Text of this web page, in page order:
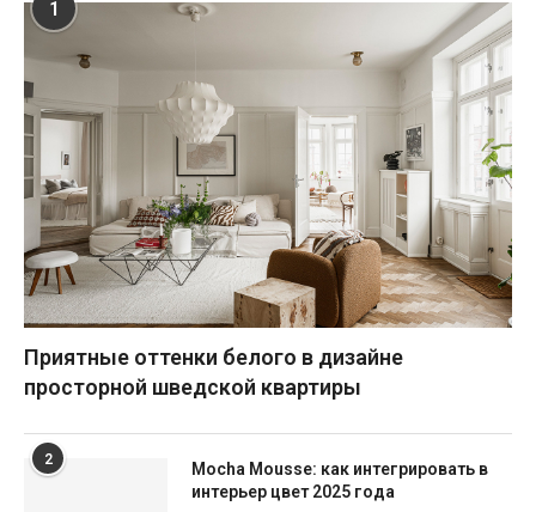
1
Приятные оттенки белого в дизайне
просторной шведской квартиры
2
Mocha Mousse: как интегрировать в
интерьер цвет 2025 года